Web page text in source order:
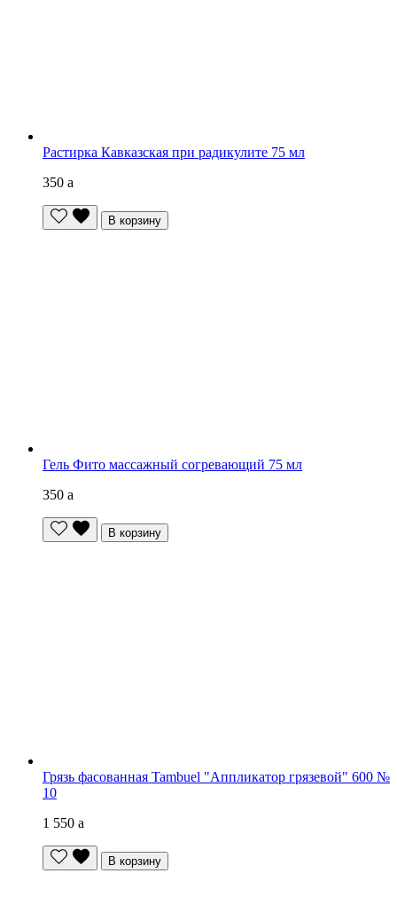
Растирка Кавказская при радикулите 75 мл
350 a
В корзину
Гель Фито массажный согревающий 75 мл
350 a
В корзину
Грязь фасованная Tambuel "Аппликатор грязевой" 600 №
10
1 550 a
В корзину